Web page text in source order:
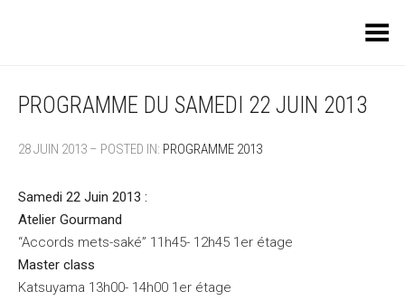
Toggle Menu
PROGRAMME DU SAMEDI 22 JUIN 2013
28 JUIN 2013 – POSTED IN: PROGRAMME 2013
Samedi 22 Juin 2013 :
Atelier Gourmand
“Accords mets-saké” 11h45- 12h45 1er étage
Master class
Katsuyama 13h00- 14h00 1er étage